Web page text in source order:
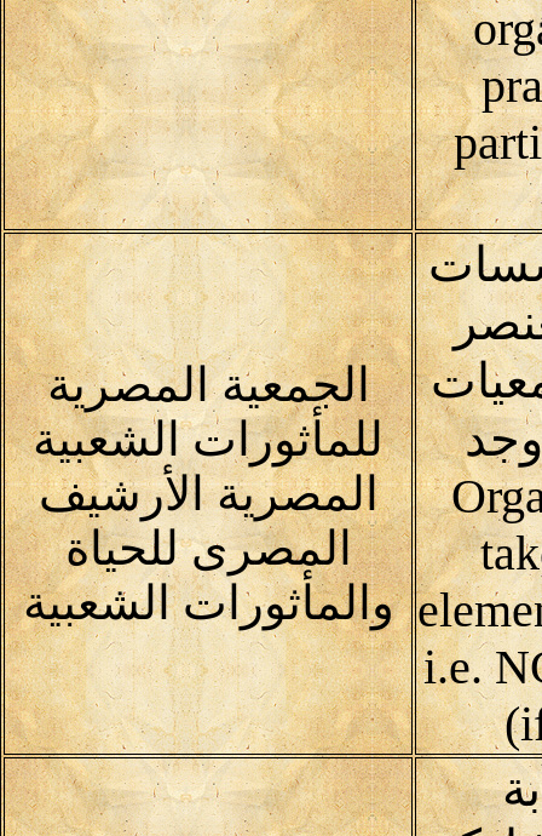
i.e.
الجمعية المصرية
للمأثورات الشعبية
المصرية الأرشيف
المصرى للحياة
والمأثورات الشعبية